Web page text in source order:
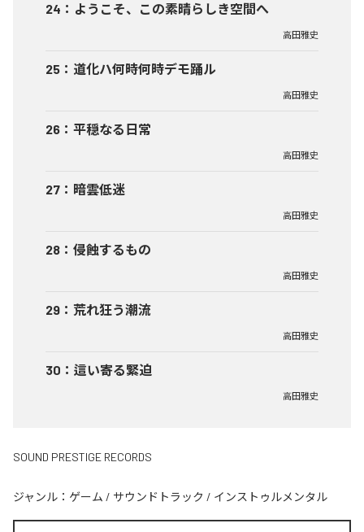
24 ： ようこそ、この素晴らしき空間へ
高田雅史
25 ： 道化ハ何時何時デモ踊ル
高田雅史
26 ： 平穏なる日常
高田雅史
27 ： 暗雲低迷
高田雅史
28 ： 侵蝕するもの
高田雅史
29 ： 荒れ狂う潮流
高田雅史
30 ： 這い寄る緊迫
高田雅史
SOUND PRESTIGE RECORDS
ジャンル： ゲーム / サウンドトラック / インストゥルメンタル